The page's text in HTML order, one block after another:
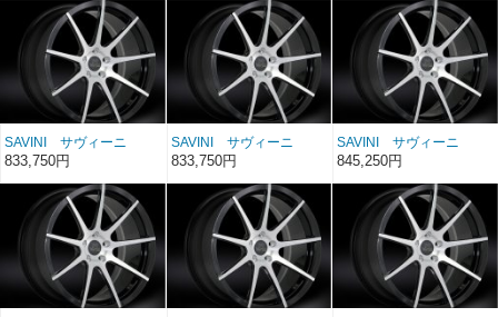
SAVINI サヴィーニ
MONO di FORZA モノ デ
ンチ 20×10
833,750円
SAVINI サヴィーニ
MONO di FORZA モノ デ
ンチ 20×10.5
833,750円
SAVINI サヴィーニ
MONO di FORZA モノ デ
ンチ 20×11
845,250円